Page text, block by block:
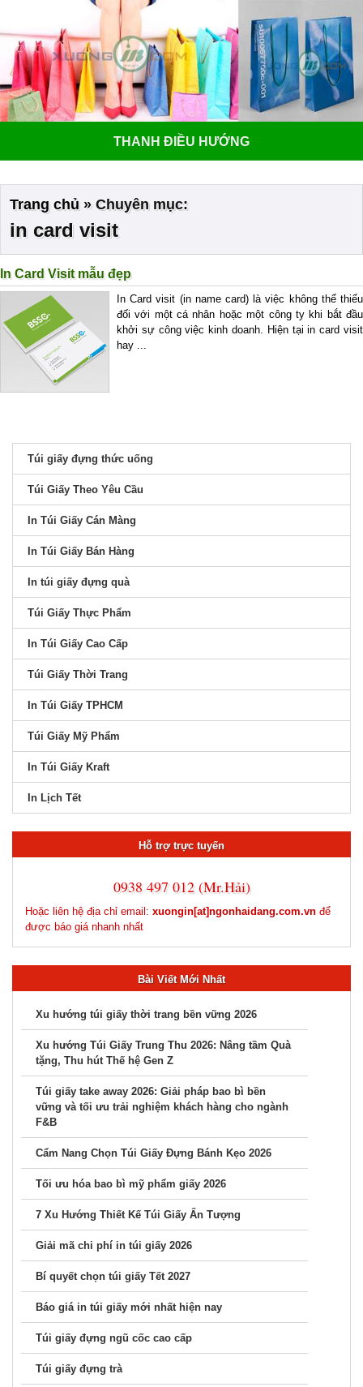
THANH ĐIỀU HƯỚNG
Trang chủ» Chuyên mục:
in card visit
In Card Visit mẫu đẹp
In Card visit (in name card) là việc không thể thiếu
đối với một cá nhân hoặc một công ty khi bắt đầu
khởi sự công việc kinh doanh. Hiện tại in card visit
hay ...
Túi giấy đựng thức uống
Túi Giấy Theo Yêu Cầu
In Túi Giấy Cán Màng
In Túi Giấy Bán Hàng
In túi giấy đựng quà
Túi Giấy Thực Phẩm
In Túi Giấy Cao Cấp
Túi Giấy Thời Trang
In Túi Giấy TPHCM
Túi Giấy Mỹ Phẩm
In Túi Giấy Kraft
In Lịch Tết
Hỗ trợ trực tuyến
0938 497 012 (Mr.Hải)
Hoặc liên hệ địa chỉ email: xuongin[at]ngonhaidang.com.vn để
được báo giá nhanh nhất
Bài Viết Mới Nhất
Xu hướng túi giấy thời trang bền vững 2026
Xu hướng Túi Giấy Trung Thu 2026: Nâng tầm Quà
tặng, Thu hút Thế hệ Gen Z
Túi giấy take away 2026: Giải pháp bao bì bền
vững và tối ưu trải nghiệm khách hàng cho ngành
F&B
Cẩm Nang Chọn Túi Giấy Đựng Bánh Kẹo 2026
Tối ưu hóa bao bì mỹ phẩm giấy 2026
7 Xu Hướng Thiết Kế Túi Giấy Ấn Tượng
Giải mã chi phí in túi giấy 2026
Bí quyết chọn túi giấy Tết 2027
Báo giá in túi giấy mới nhất hiện nay
Túi giấy đựng ngũ cốc cao cấp
Túi giấy đựng trà